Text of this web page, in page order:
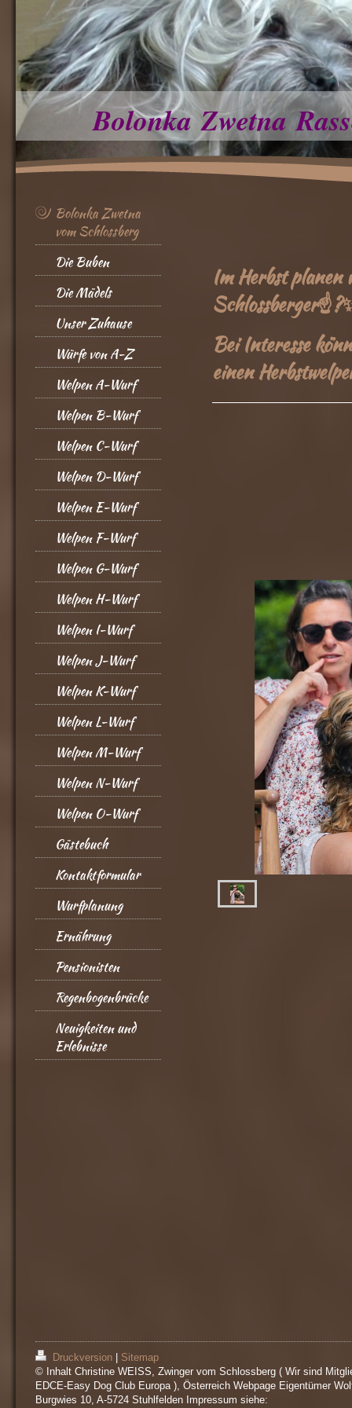
Bolonka Zwetna
Bolonka Zwetna
vom Schlossberg
Die Buben
Die Mädels
Unser Zuhause
Würfe von A-Z
Welpen A-Wurf
Welpen B-Wurf
Welpen C-Wurf
Welpen D-Wurf
Welpen E-Wurf
Welpen F-Wurf
Welpen G-Wurf
Welpen H-Wurf
Welpen I-Wurf
Welpen J-Wurf
Welpen K-Wurf
Welpen L-Wurf
Welpen M-Wurf
Welpen N-Wurf
Welpen O-Wurf
Gästebuch
Kontaktformular
Wurfplanung
Ernährung
Pensionisten
Regenbogenbrücke
Neuigkeiten und
Erlebnisse
Im Herbst planen
Bei Interesse
einen
Druckversion
Sitemap
© Inhalt Christine WEISS, Zwinger vom Schlossberg ( Wir sind
EDCE-Easy Dog Club Europa ), Österreich Webpage Eigentümer
Burgwies 10, A-5724 Stuhlfelden Impressum siehe: